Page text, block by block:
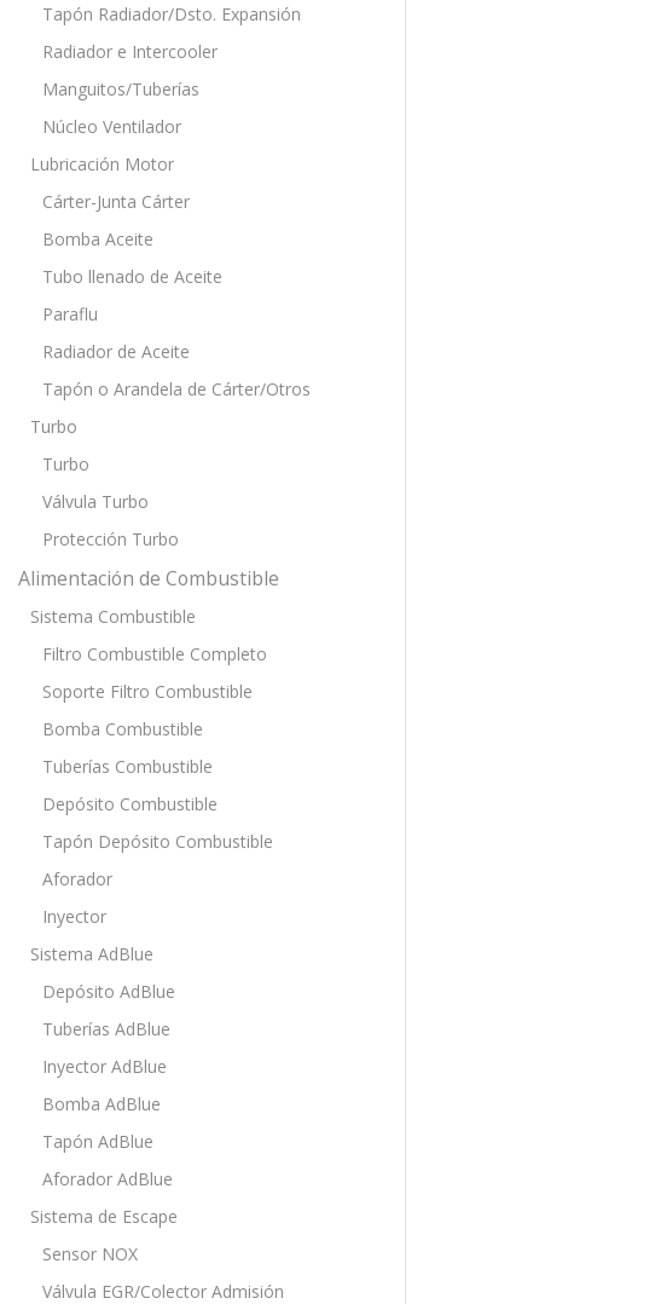
Tapón Radiador/Dsto. Expansión
Radiador e Intercooler
Manguitos/Tuberías
Núcleo Ventilador
Lubricación Motor
Cárter-Junta Cárter
Bomba Aceite
Tubo llenado de Aceite
Paraflu
Radiador de Aceite
Tapón o Arandela de Cárter/Otros
Turbo
Turbo
Válvula Turbo
Protección Turbo
Alimentación de Combustible
Sistema Combustible
Filtro Combustible Completo
Soporte Filtro Combustible
Bomba Combustible
Tuberías Combustible
Depósito Combustible
Tapón Depósito Combustible
Aforador
Inyector
Sistema AdBlue
Depósito AdBlue
Tuberías AdBlue
Inyector AdBlue
Bomba AdBlue
Tapón AdBlue
Aforador AdBlue
Sistema de Escape
Sensor NOX
Válvula EGR/Colector Admisión